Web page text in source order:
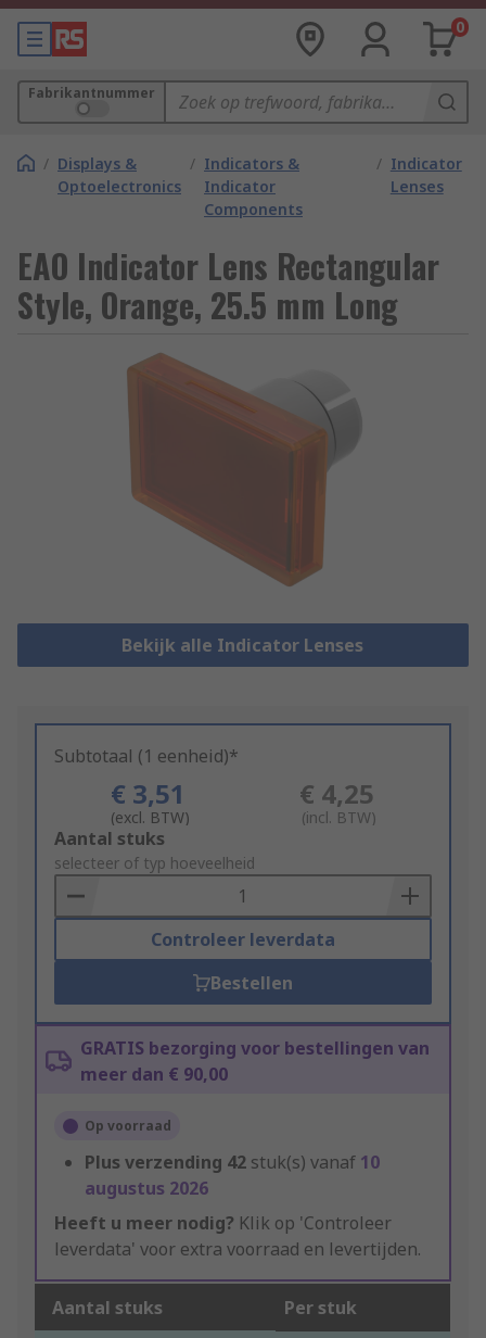
0
Fabrikantnummer
/ Displays &
Optoelectronics
/ Indicators &
Indicator
Components
/ Indicator
Lenses
EAO Indicator Lens Rectangular
Style, Orange, 25.5 mm Long
Bekijk alle Indicator Lenses
Subtotaal (1 eenheid)*
€ 3,51
(excl. BTW)
€ 4,25
(incl. BTW)
Add
to
Basket
Aantal stuks
selecteer of typ hoeveelheid
Controleer leverdata
Bestellen
GRATIS bezorging voor bestellingen van
meer dan € 90,00
Op voorraad
Plus verzending 42 stuk(s) vanaf 10
augustus 2026
Heeft u meer nodig? Klik op 'Controleer
leverdata' voor extra voorraad en levertijden.
Aantal stuks Per stuk